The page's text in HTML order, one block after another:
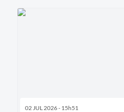
02 JUL 2026 - 15h51